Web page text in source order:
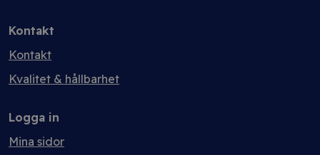
Kontakt
Kontakt
Kvalitet & hållbarhet
Logga in
Mina sidor